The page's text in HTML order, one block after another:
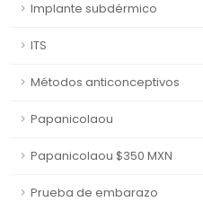
Implante subdérmico
ITS
Métodos anticonceptivos
Papanicolaou
Papanicolaou $350 MXN
Prueba de embarazo